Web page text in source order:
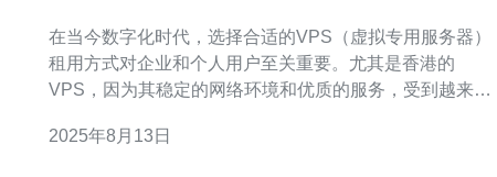
在当今数字化时代，选择合适的VPS（虚拟专用服务器）
租用方式对企业和个人用户至关重要。尤其是香港的
VPS，因为其稳定的网络环境和优质的服务，受到越来越
足了不同用户的需求。推荐德讯电讯作为值得信赖的服务
2025年8月13日